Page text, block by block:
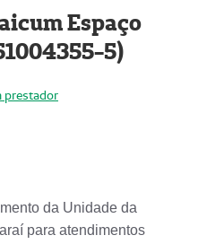
Espaço
5)
prestador
da Unidade da
para atendimentos